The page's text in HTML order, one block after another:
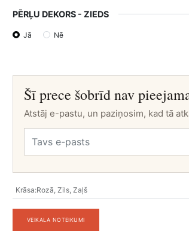
PĒRĻU DEKORS - ZIEDS
Jā Nē
Šī prece šobrīd nav
Atstāj e-pastu, un paziņosim, kad tā
Krāsa:Rozā, Zils, Zaļš
VEIKALA NOTEIKUMI